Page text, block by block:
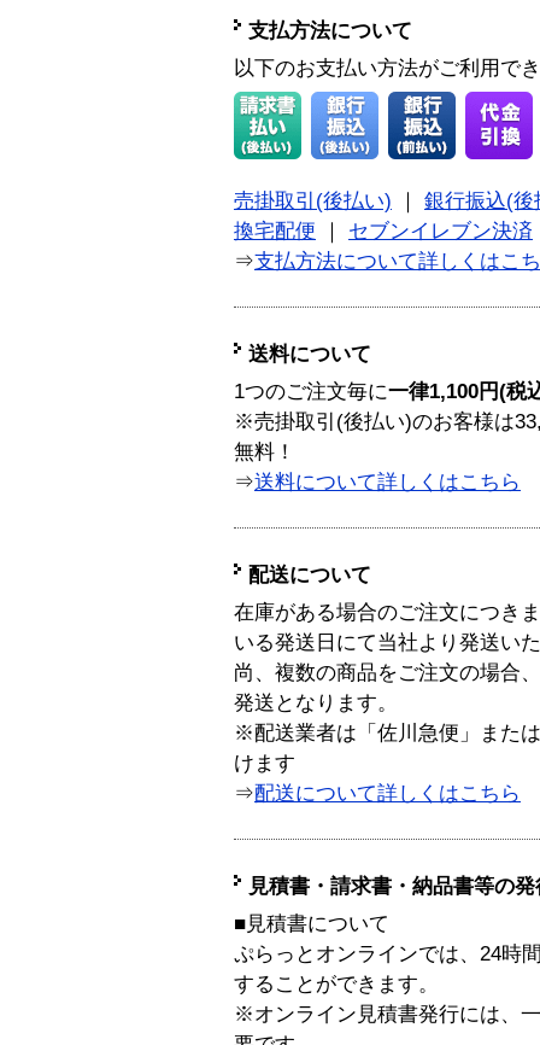
支払方法について
以下のお支払い方法がご利用で
売掛取引(後払い)
銀行振込(後
換宅配便
セブンイレブン決済
⇒支払方法について詳しくはこ
送料について
1つのご注文毎に一律1,100円(税
※売掛取引(後払い)のお客様は
無料！
⇒送料について詳しくはこちら
配送について
在庫がある場合のご注文につき
いる発送日にて当社より発送い
尚、複数の商品をご注文の場合
発送となります。
※配送業者は「佐川急便」また
けます
⇒配送について詳しくはこちら
見積書・請求書・納品書等の
■見積書について
ぷらっとオンラインでは、24時
することができます。
※オンライン見積書発行には、